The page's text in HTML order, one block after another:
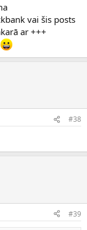
vai šis posts
ar +++
#38
#39